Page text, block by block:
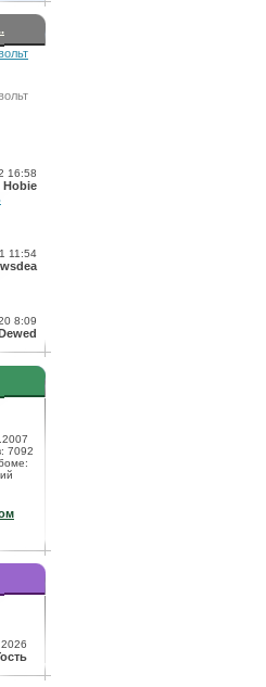
16:58
Hobie
11:54
8:09
7092